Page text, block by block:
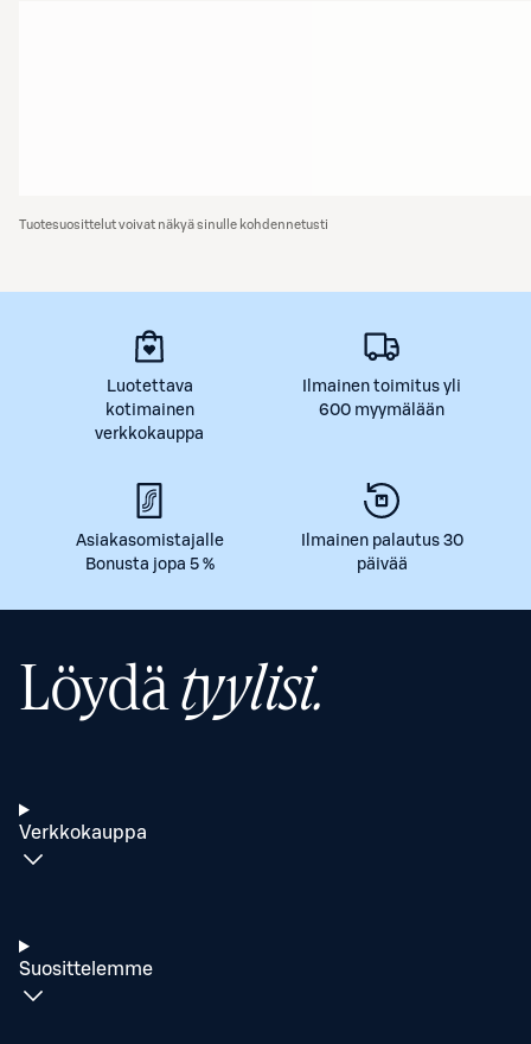
Tuotesuosittelut voivat näkyä sinulle kohdennetusti
Luotettava
kotimainen
verkkokauppa
Ilmainen toimitus yli
600 myymälään
Asiakasomistajalle
Bonusta jopa 5 %
Ilmainen palautus 30
päivää
Löydätyylisi.
Verkkokauppa
Suosittelemme